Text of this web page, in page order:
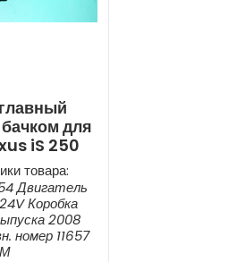
для
iS 250
товара:
Двигатель
Коробка
2008
номер 11657